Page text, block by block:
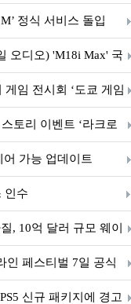
정식 서비스 돌입
오디오) 'M18i Max' 국
임 전시회 ‘도쿄 게임
토리 이벤트 ‘라크로
시!가능 업데이트
인수
, 10억 달러 규모 웨이
인 페스티벌 7일 공식
신규 패키지에 경고